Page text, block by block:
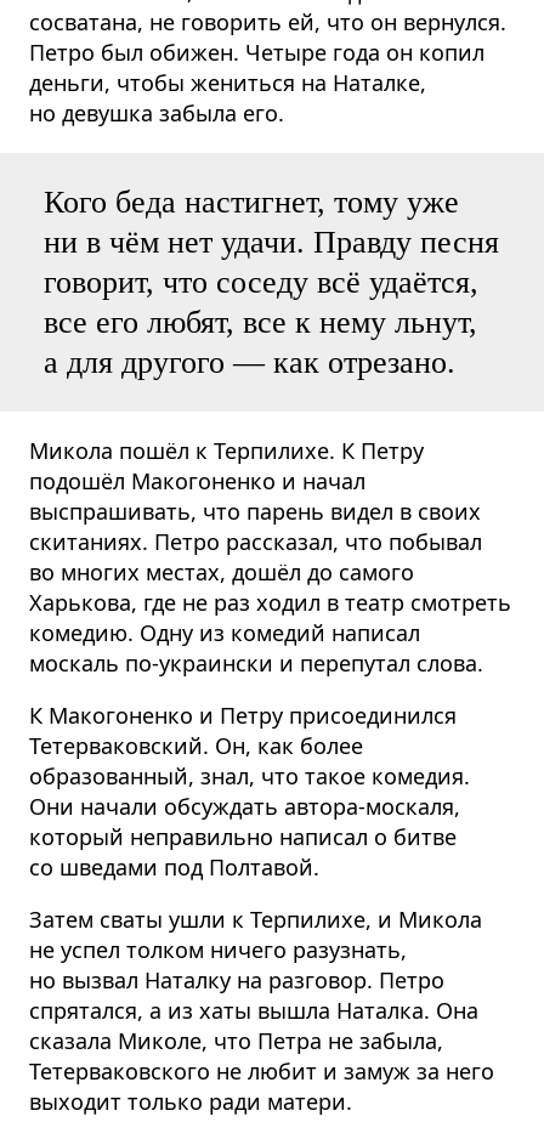
сосватана, не говорить ей, что он вернулся.
Петро был обижен. Четыре года он копил
деньги, чтобы жениться на Наталке,
но девушка забыла его.
Кого беда настигнет, тому уже
ни в чём нет удачи. Правду песня
говорит, что соседу всё удаётся,
все его любят, все к нему льнут,
а для другого — как отрезано.
Микола пошёл к Терпилихе. К Петру
подошёл Макогоненко и начал
выспрашивать, что парень видел в своих
скитаниях. Петро рассказал, что побывал
во многих местах, дошёл до самого
Харькова, где не раз ходил в театр смотреть
комедию. Одну из комедий написал
москаль по-украински и перепутал слова.
К Макогоненко и Петру присоединился
Тетерва­ковский. Он, как более
образованный, знал, что такое комедия.
Они начали обсуждать автора-москаля,
который неправильно написал о битве
со шведами под Полтавой.
Затем сваты ушли к Терпилихе, и Микола
не успел толком ничего разузнать,
но вызвал Наталку на разговор. Петро
спрятался, а из хаты вышла Наталка. Она
сказала Миколе, что Петра не забыла,
Тетерва­ковского не любит и замуж за него
выходит только ради матери.